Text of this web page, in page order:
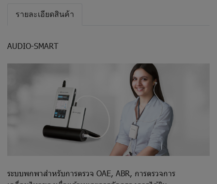
รายละเอียดสินค้า
AUDIO-SMART
ระบบพกพาสำหรับการตรวจ OAE, ABR, การตรวจการ